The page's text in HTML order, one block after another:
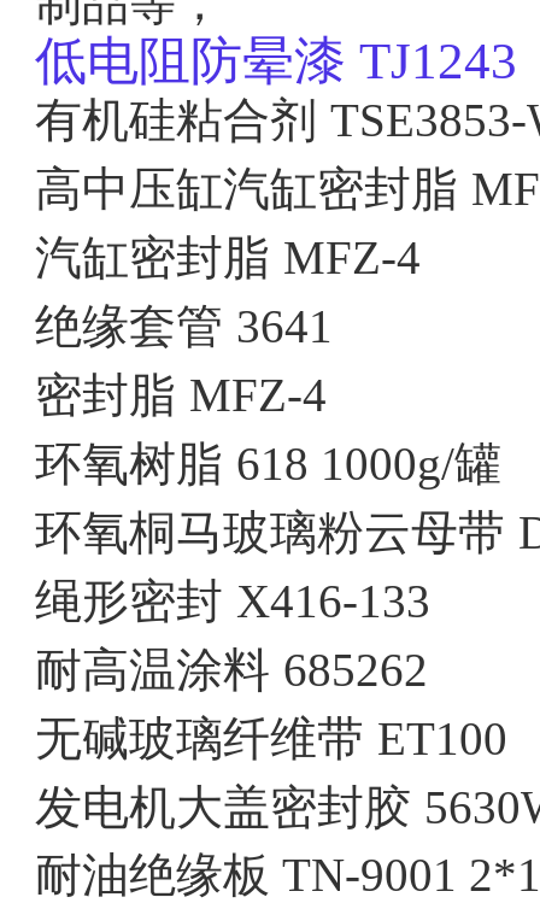
低电阻防晕漆 TJ1243
有机硅粘合剂
高中压缸汽缸密封脂
汽缸密封脂 MFZ-4
绝缘套管 3641
密封脂 MFZ-4
环氧树脂 618 1000g/罐
环氧桐马玻璃粉云母带
绳形密封 X416-133
耐高温涂料 685262
无碱玻璃纤维带 ET100
发电机大盖密封胶
耐油绝缘板TN-9001